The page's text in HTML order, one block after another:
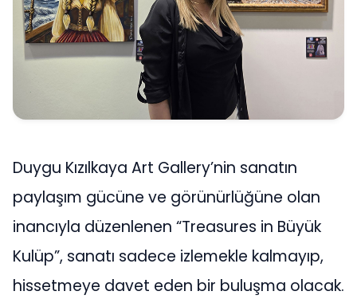
Duygu Kızılkaya Art Gallery’nin sanatın
paylaşım gücüne ve görünürlüğüne olan
inancıyla düzenlenen “Treasures in Büyük
Kulüp”, sanatı sadece izlemekle kalmayıp,
hissetmeye davet eden bir buluşma olacak.